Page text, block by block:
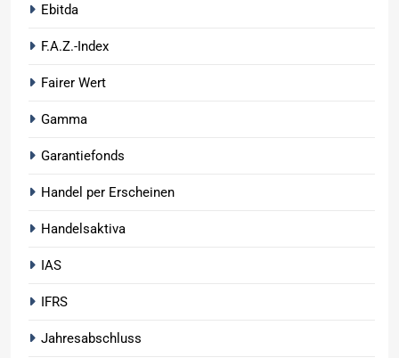
Ebitda
F.A.Z.-Index
Fairer Wert
Gamma
Garantiefonds
Handel per Erscheinen
Handelsaktiva
IAS
IFRS
Jahresabschluss